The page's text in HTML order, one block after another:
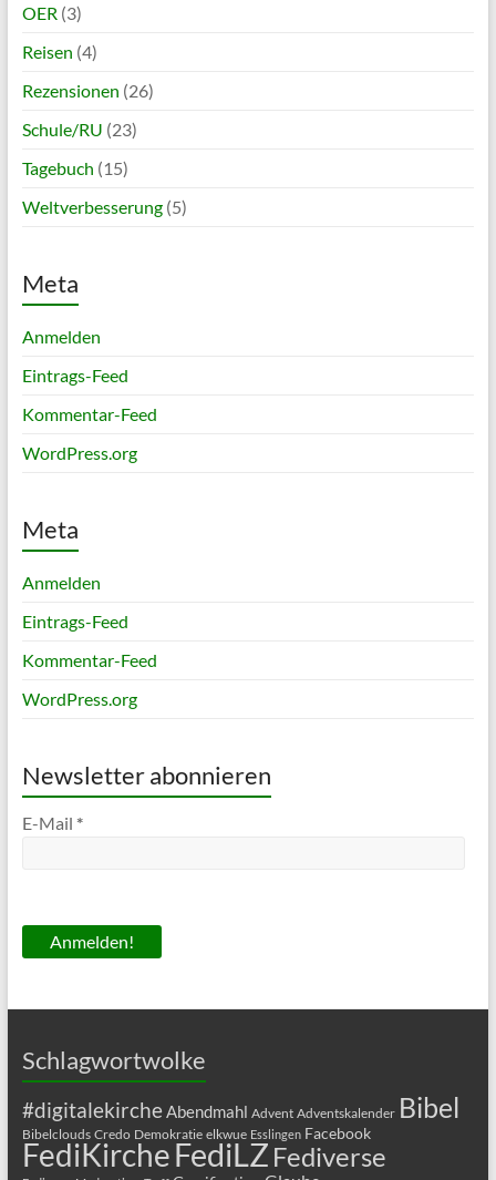
OER (3)
Reisen (4)
Rezensionen (26)
Schule/RU (23)
Tagebuch (15)
Weltverbesserung(5)
Meta
Anmelden
Eintrags-Feed
Kommentar-Feed
WordPress.org
Meta
Anmelden
Eintrags-Feed
Kommentar-Feed
WordPress.org
Newsletter abonnieren
E-Mail *
Schlagwortwolke
#digitalekircheAbendmahl Advent Adventskalender Bibel
Bibelclouds Credo Demokratie elkwue Esslingen Facebook
FediKircheFediLZ Fediverse